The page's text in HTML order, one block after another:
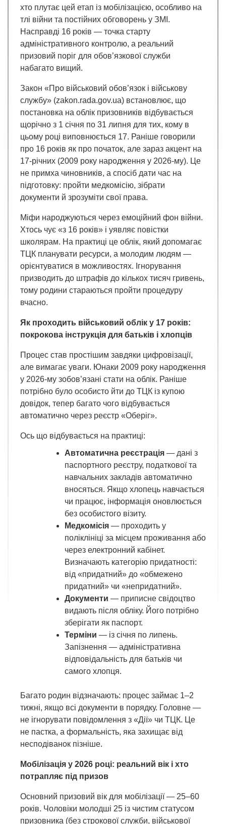
хто плутає цей етап із мобілізацією, особливо на
тлі війни та постійних обговорень у ЗМІ.
Насправді 16 років — точка старту
адміністративного контролю, а реальний
призовий поріг для обов’язкової служби
набагато вищий.
Закон «Про військовий обов’язок і військову
службу» (zakon.rada.gov.ua) встановлює, що
постановка на облік призовників відбувається
щорічно з 1 січня по 31 липня для тих, кому в
цьому році виповнюється 17. Раніше говорили
про 16 років як про початок, але зараз акцент на
17-річних (2009 року народження у 2026-му). Це
не примха чиновників, а спосіб дати час на
підготовку: пройти медкомісію, зібрати
документи й зрозуміти свої права.
Міфи народжуються через емоційний фон війни.
Хтось чує «з 16 років» і уявляє повістки
школярам. На практиці це облік, який допомагає
ТЦК планувати ресурси, а молодим людям —
орієнтуватися в можливостях. Ігнорування
призводить до штрафів до кількох тисяч гривень,
тому родини стараються пройти процедуру
вчасно.
Як проходить військовий облік у 17 років:
покрокова інструкція для батьків і хлопців
Процес став простішим завдяки цифровізації,
але вимагає уваги. Юнаки 2009 року народження
у 2026-му зобов’язані стати на облік. Раніше
потрібно було особисто йти до ТЦК із купою
довідок, тепер багато чого відбувається
автоматично через реєстр «Оберіг».
Ось що відбувається на практиці:
Автоматична реєстрація — дані з
паспортного реєстру, податкової та
навчальних закладів автоматично
вносяться. Якщо хлопець навчається
чи працює, інформація оновлюється
без особистого візиту.
Медкомісія — проходить у
поліклініці за місцем проживання або
через електронний кабінет.
Визначають категорію придатності:
від «придатний» до «обмежено
придатний» чи «непридатний».
Документи — приписне свідоцтво
видають після обліку. Його потрібно
зберігати як паспорт.
Терміни — із січня по липень.
Запізнення — адміністративна
відповідальність для батьків чи
самого хлопця.
Багато родин відзначають: процес займає 1–2
тижні, якщо всі документи в порядку. Головне —
не ігнорувати повідомлення з «Дії» чи ТЦК. Це
не пастка, а формальність, яка захищає від
несподіванок пізніше.
Мобілізація у 2026 році: реальний вік і хто
потрапляє під призов
Основний призовий вік для мобілізації — 25–60
років. Чоловіки молодші 25 із чистим статусом
призовника (без строкової служби, військової